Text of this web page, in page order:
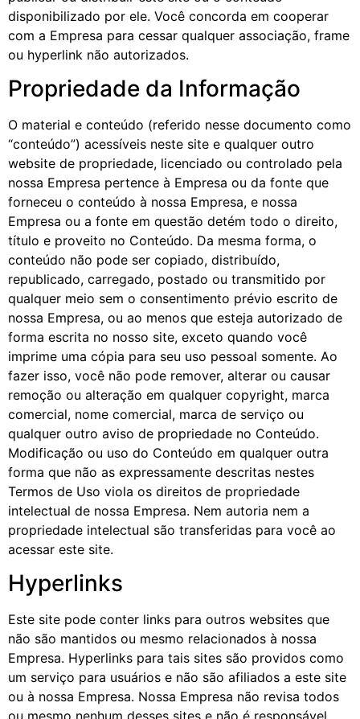
disponibilizado por ele. Você concorda em cooperar
com a Empresa para cessar qualquer associação, frame
ou hyperlink não autorizados.
Propriedade da Informação
O material e conteúdo (referido nesse documento como
“conteúdo”) acessíveis neste site e qualquer outro
website de propriedade, licenciado ou controlado pela
nossa Empresa pertence à Empresa ou da fonte que
forneceu o conteúdo à nossa Empresa, e nossa
Empresa ou a fonte em questão detém todo o direito,
título e proveito no Conteúdo. Da mesma forma, o
conteúdo não pode ser copiado, distribuído,
republicado, carregado, postado ou transmitido por
qualquer meio sem o consentimento prévio escrito de
nossa Empresa, ou ao menos que esteja autorizado de
forma escrita no nosso site, exceto quando você
imprime uma cópia para seu uso pessoal somente. Ao
fazer isso, você não pode remover, alterar ou causar
remoção ou alteração em qualquer copyright, marca
comercial, nome comercial, marca de serviço ou
qualquer outro aviso de propriedade no Conteúdo.
Modificação ou uso do Conteúdo em qualquer outra
forma que não as expressamente descritas nestes
Termos de Uso viola os direitos de propriedade
intelectual de nossa Empresa. Nem autoria nem a
propriedade intelectual são transferidas para você ao
acessar este site.
Hyperlinks
Este site pode conter links para outros websites que
não são mantidos ou mesmo relacionados à nossa
Empresa. Hyperlinks para tais sites são providos como
um serviço para usuários e não são afiliados a este site
ou à nossa Empresa. Nossa Empresa não revisa todos